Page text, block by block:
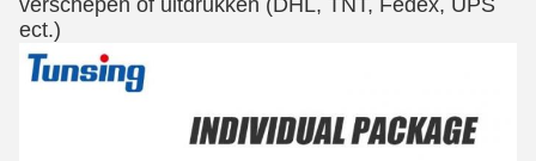
verschepen of uitdrukken (DHL, TNT, Fedex, UPS
ect.)